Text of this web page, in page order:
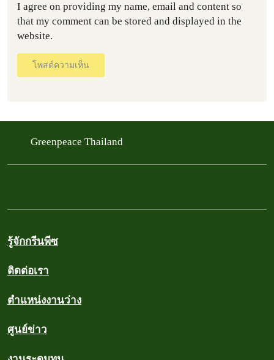
I agree on providing my name, email and content so
that my comment can be stored and displayed in the
website.
โพสต์ความเห็น
Greenpeace Thailand
รู้จักกรีนพีซ
ติดต่อเรา
ตำแหน่งงานว่าง
ศูนย์ข่าว